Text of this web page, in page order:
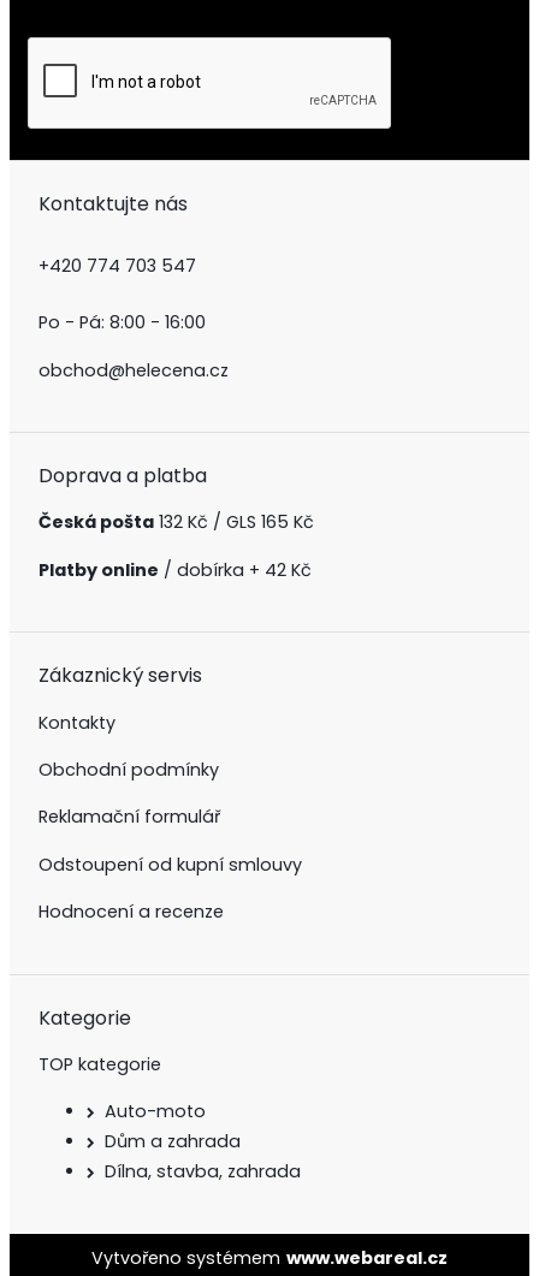
Kontaktujte nás
+420 774 703 547
Po - Pá: 8:00 - 16:00
obchod@helecena.cz
Doprava a platba
Česká pošta 132 Kč / GLS 165 Kč
Platby online / dobírka + 42 Kč
Zákaznický servis
Kontakty
Obchodní podmínky
Reklamační formulář
Odstoupení od kupní smlouvy
Hodnocení a recenze
Kategorie
TOP kategorie
Auto-moto
Dům a zahrada
Dílna, stavba, zahrada
Vytvořeno systémem www.webareal.cz